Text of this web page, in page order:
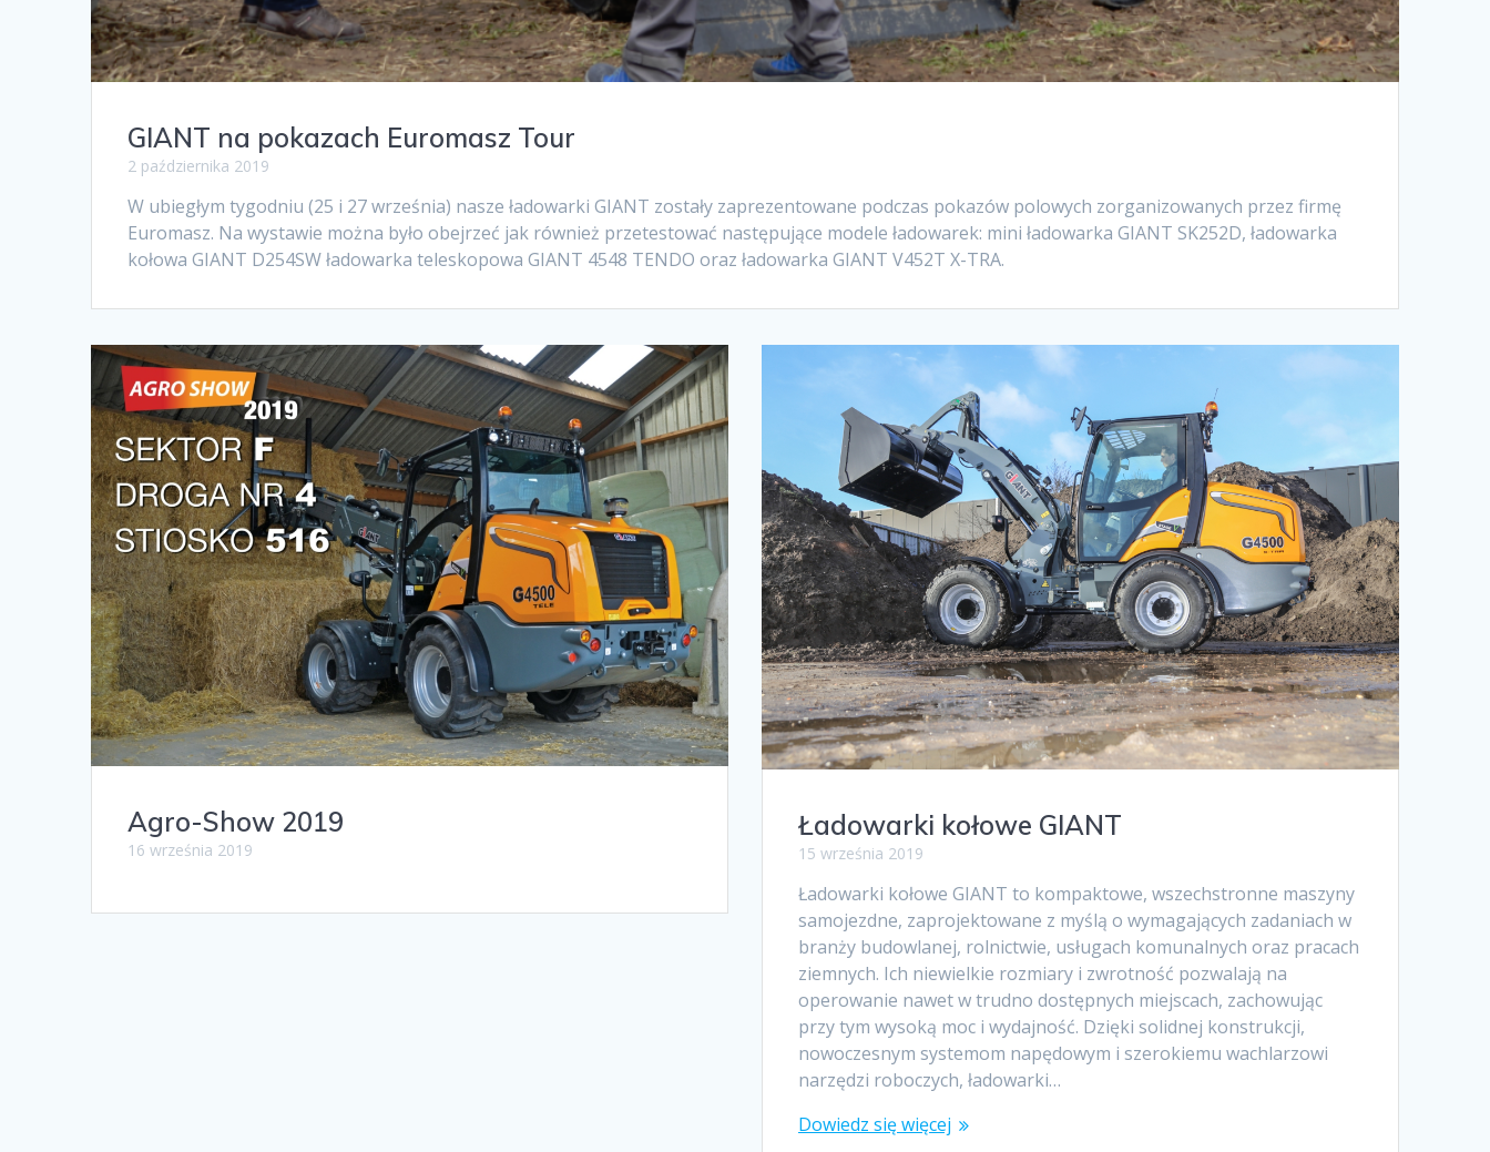
GIANT na pokazach Euromasz Tour
2 października 2019
W ubiegłym tygodniu (25 i 27 września) nasze ładowarki GIANT zostały zaprezentowane podczas pokazów polowych zorganizowanych przez firmę
Euromasz. Na wystawie można było obejrzeć jak również przetestować następujące modele ładowarek: mini ładowarka GIANT SK252D, ładowarka
kołowa GIANT D254SW ładowarka teleskopowa GIANT 4548 TENDO oraz ładowarka GIANT V452T X-TRA.
Agro-Show 2019
16 września 2019
Ładowarki kołowe GIANT
15 września 2019
Ładowarki kołowe GIANT to kompaktowe, wszechstronne maszyny
samojezdne, zaprojektowane z myślą o wymagających zadaniach w
branży budowlanej, rolnictwie, usługach komunalnych oraz pracach
ziemnych. Ich niewielkie rozmiary i zwrotność pozwalają na
operowanie nawet w trudno dostępnych miejscach, zachowując
przy tym wysoką moc i wydajność. Dzięki solidnej konstrukcji,
nowoczesnym systemom napędowym i szerokiemu wachlarzowi
narzędzi roboczych, ładowarki…
Dowiedz się więcej